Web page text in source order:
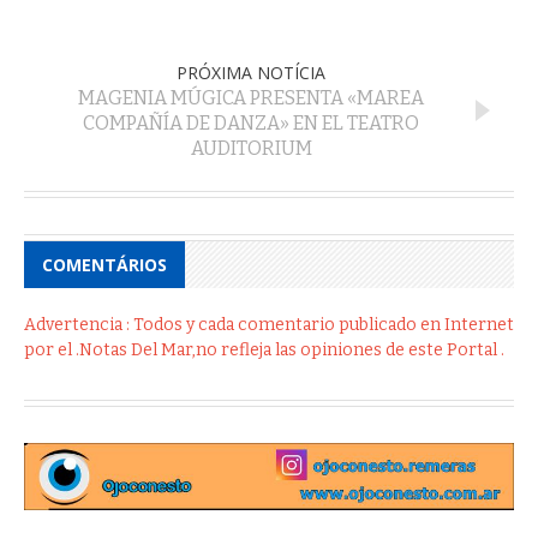
PRÓXIMA NOTÍCIA
MAGENIA MÚGICA PRESENTA «MAREA
COMPAÑÍA DE DANZA» EN EL TEATRO
AUDITORIUM
COMENTÁRIOS
Advertencia : Todos y cada comentario publicado en Internet
por el .Notas Del Mar,no refleja las opiniones de este Portal .